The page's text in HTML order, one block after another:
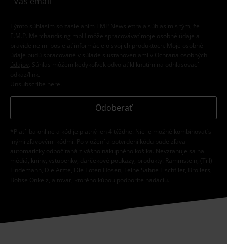
Týmto súhlasím so zasielaním EMP Newslettra a súhlasím s tým, že
E.M.P. Merchandising mbH môže spracovávať moje osobné údaje a
pravidelne mi posielať informácie o svojich produktoch. Moje osobné
údaje budú spracované v súlade s ustanoveniami v
Ochrana osobných
údajov
. Súhlas môžem kedykoľvek odvolať kliknutím na odhlasovací
odkaz/link.
Unsubscribe here
Odoberať
*Platí iba online a kód je platný len 4 týždne. Nie je možné kombinovať s
inými zľavovými kódmi. Po vložení a potvrdení kódu bude zľava
automaticky odpočítaná z vášho nákupného košíka. Nevzťahuje sa na
médiá, knihy, vstupenky, darčekové poukazy, produkty: Rammstein, (Till)
Lindemann, Die Ärzte, Die Toten Hosen, Feine Sahne Fischfilet, Broilers,
Böhse Onkelz, a tovar, ktorého kúpou podporíte nadáciu.